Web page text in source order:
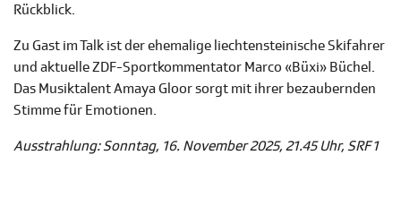
Rückblick.
Zu Gast im Talk ist der ehemalige liechtensteinische Skifahrer
und aktuelle ZDF-Sportkommentator Marco «Büxi» Büchel.
Das Musiktalent Amaya Gloor sorgt mit ihrer bezaubernden
Stimme für Emotionen.
Ausstrahlung: Sonntag, 16. November 2025, 21.45 Uhr, SRF 1